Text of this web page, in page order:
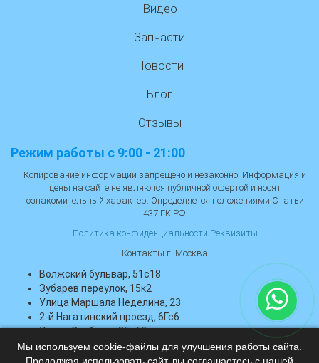
Видео
Запчасти
Новости
Блог
Отзывы
Режим работы с 9:00 - 21:00
Копирование информации запрещено и незаконно. Информация и
цены на сайте не являются публичной офертой и носят
ознакомительный характер. Определяется положениями Статьи
437 ГК РФ.
Политика конфиденциальности Реквизиты
Контакты г. Москва
Волжский бульвар, 51с18
Зубарев переулок, 15к2
Улица Маршала Неделина, 23
2-й Нагатинский проезд, 6Гс6
Улица Свободы, 35с60
Тропарёвская улица, 6Ас1
Мы используем cookie-файлы для улучшения работы сайта.